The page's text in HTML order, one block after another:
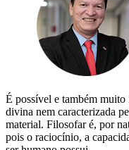
É possível e também
divina nem caracterizada
material. Filosofar é, por
pois o raciocínio, a